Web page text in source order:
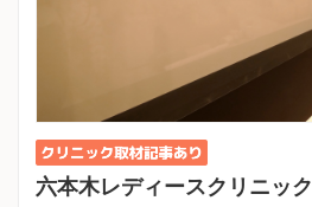
六本木レディースクリニック